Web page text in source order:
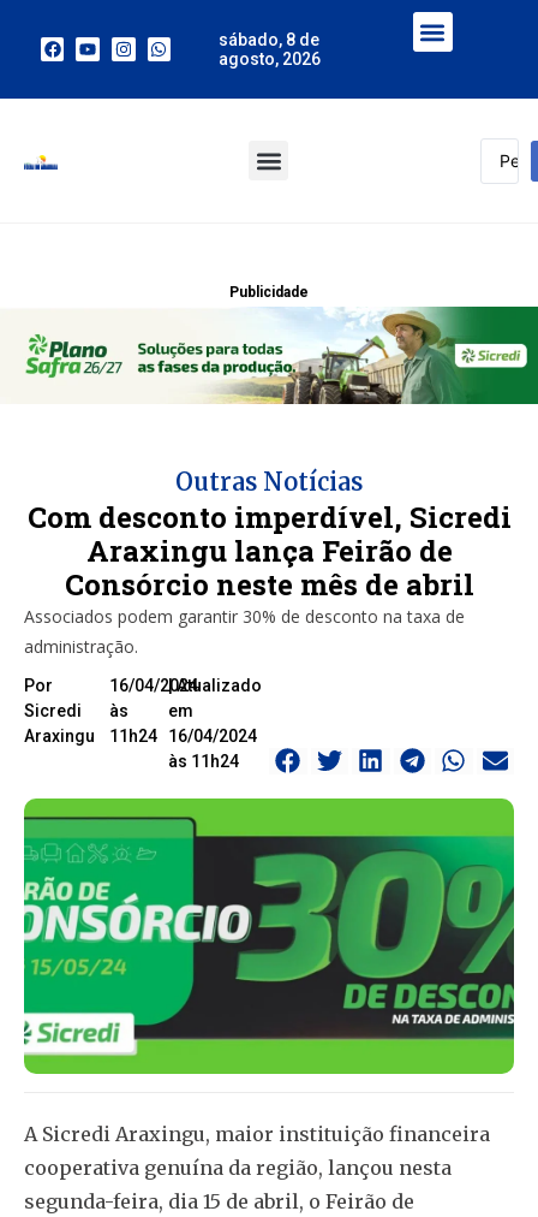
sábado, 8 de
agosto, 2026
Publicidade
Outras Notícias
Com desconto imperdível, Sicredi
Araxingu lança Feirão de
Consórcio neste mês de abril
Associados podem garantir 30% de desconto na taxa de
administração.
Por
Sicredi
Araxingu
16/04/2024
às
11h24
| Atualizado
em
16/04/2024
às 11h24
A Sicredi Araxingu, maior instituição financeira
cooperativa genuína da região, lançou nesta
segunda-feira, dia 15 de abril, o Feirão de